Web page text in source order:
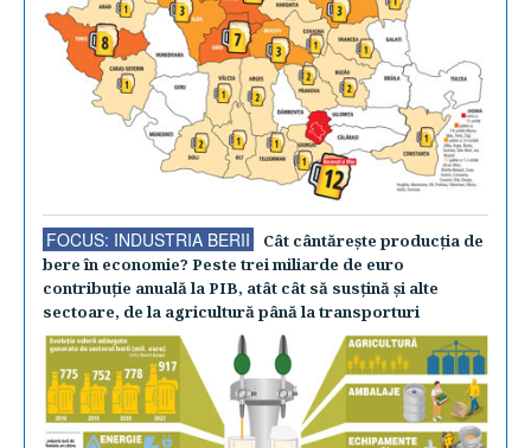
FOCUS: INDUSTRIA BERII
Cât cântăreşte producţia de
bere în economie? Peste trei miliarde de euro
contribuţie anuală la PIB, atât cât să susţină şi alte
sectoare, de la agricultură până la transporturi